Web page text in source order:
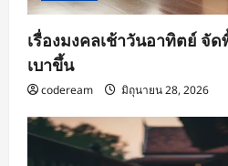
เรื่องมงคลเช้าวันอาทิตย์ จั
เบาขึ้น
codeream มิถุนายน 28, 2026